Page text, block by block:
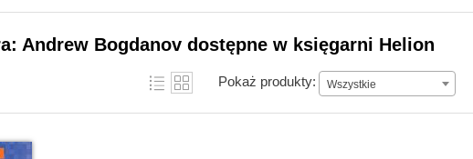
Andrew Bogdanov dostępne w księgarni Helion
Pokaż produkty: Wszystkie